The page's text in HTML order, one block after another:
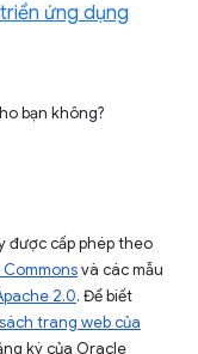
ứng dụng
bạn không?
được cấp phép theo
và các mẫu
2.0. Để biết
trang web của
ký của Oracle